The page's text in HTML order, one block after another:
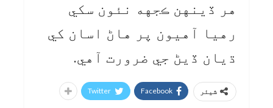
هر ڏينهن ڪجهه نئون سکي
رهيا آهيون پر هاڻ اسان کي
ڌيان ڏيڻ جي ضرورت آهي.
شیئر Facebook
Twitter